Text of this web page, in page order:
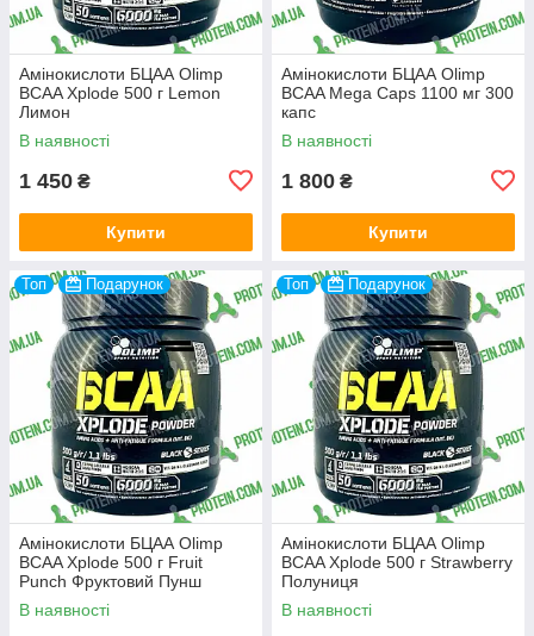
Амінокислоти БЦАА Olimp
BCAA Xplode 500 г Lemon
Лимон
В наявності
1 450 ₴
Купити
Амінокислоти БЦАА Olimp
BCAA Mega Caps 1100 мг 300
капс
В наявності
1 800 ₴
Купити
Топ Подарунок
Амінокислоти БЦАА Olimp
BCAA Xplode 500 г Fruit
Punch Фруктовий Пунш
В наявності
Топ Подарунок
Амінокислоти БЦАА Olimp
BCAA Xplode 500 г Strawberry
Полуниця
В наявності